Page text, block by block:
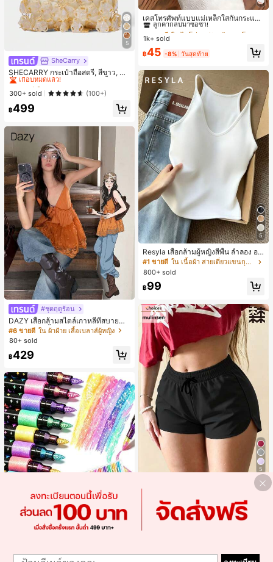
5
SheCarry
SHECARRY กระเป๋าถือสตรี, สีขาว, แฟ
ชั่น, สง่างาม, วันหยุด, งานปาร์ตี้
#1 ขายดี
เกือบหมดแล้ว!
#1 ขายดี
เกือบหมดแล้ว!
#1 ขายดี
เกือบหมดแล้ว!
#1 ขายดี
ใน บรรยากาศฤดูร้อน กระเป๋าหูหิ้วด้านบนผู้หญิง
เกือบหมดแล้ว!
300+ sold (100+)
฿499
#ชุดฤดูร้อน
DAZY เสื้อกล้ามสไตล์เกาหลีที่สบายสำ
หรับผู้หญิง, เสื้อน่ารักสำหรับฤดูใบไม้ผล
ิ/ฤดูร้อน, เสื้อสำหรับโรงเรียน
#6 ขายดี ใน ผ้าฝ้าย เสื้อเบลาส์ผู้หญิง
80+ sold
฿429
ปากกากลิตเตอร์ 24/48 สี ปลายคู่ หมึก
ลูกค้ากลับมาซื้อซ้ำ!
เคสโทรศัพท์แบบแม่เหล็กใสกันกระแทก
ดูดติดแม่เหล็ก รองรับ IPhone 17 Pro
Max/17 Pro/17 Air/17/16 Pro Max/16
Pro/16 Plus/16 E/16/15 Pro Max/15
Pro/15 Plus/15/14 Pro Max/14 Pro/1
4 Plus/14/13 Pro Max/13/13 Pro/13
Mini/12 Pro Max/12/12 Pro/12 Mini/
11/11 Pro/11 Pro Max/Xs/X/Xr/Xs M
ax/7 Plus/8 Plus/7g/8g มุมกันกระแท
ก เหมาะเป็นของขวัญวันเกิดช่วงฤดูใบไ
ม้ผลิ สำหรับวัยเรียนและวัยทำงาน
#1 ขายดี
ใน ไอโฟน 7/8 พลัส เคสโทรศัพท์แบบพื้นฐาน
ลูกค้ากลับมาซื้อซ้ำ!
#1 ขายดี
ลูกค้ากลับมาซื้อซ้ำ!
#1 ขายดี
ลูกค้ากลับมาซื้อซ้ำ!
#1 ขายดี
ใน ไอโฟน 7/8 พลัส เคสโทรศัพท์แบบพื้นฐาน
1k+ sold
฿45 -8% วันสุดท้าย
5
Resyla เสื้อกล้ามผู้หญิงสีพื้น ลำลอง อเ
นกประสงค์ เหมาะสำหรับใส่ซ้อนหรือใส่
เดี่ยว
#1 ขายดี
ใน เนื้อผ้า สายเดี่ยวแขนกุดสีสดใส
800+ sold
฿99
5
mulinsen กางเกงขาสั้นกีฬาผู้หญิง ดีไซ
น์ปลายเปิด เอวยืดหยุ่น กางเกงขาสั้น
ลำลองกีฬาฤดูร้อน ความยาว 3/4
#1 ขายดี
ใน กางเกงในผู้หญิงแบบแอคทีฟ
200+ sold
1